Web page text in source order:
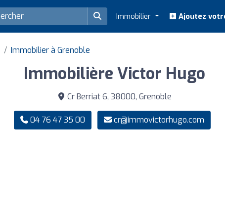
Immobilier Ajoutez
Immobilier à Grenoble
Immobilière Victor Hugo
Cr Berriat 6, 38000, Grenoble
04 76 47 35 00 cr@immovictorhugo.com